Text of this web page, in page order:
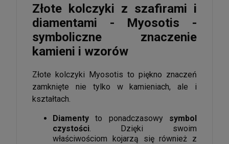
Złote kolczyki z szafirami i
diamentami - Myosotis -
symboliczne znaczenie
kamieni i wzorów
Złote kolczyki Myosotis to piękno znaczeń
zamknięte nie tylko w kamieniach, ale i
kształtach.
Diamenty to ponadczasowy symbol
czystości . Dzięki swoim
właściwościom kojarzą się również z